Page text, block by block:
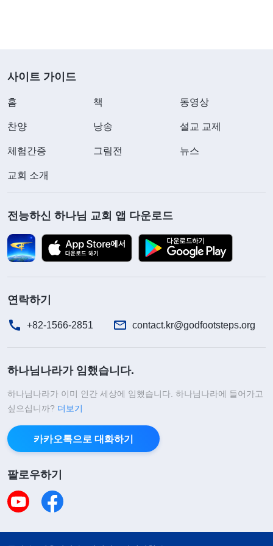
도는 간사하고 교활하고 말에 빈틈이 없으며, 무심코
실언했을 때도 수습을 한다. 어떻게 수습하느냐? 실
언한 당시에는 수습하지 못할 수 있는데, 그럼 나중
지위를 공고히 할 수 있을까? 어떻게 하면 사람들에
게 얕보이지 않고 간파당하지 않을 수 있을까?’ 그가
머릿속으로 생각하는 것은 온통 이런 것들뿐이다. 그
르며, 겉으로 옳아 보이는 일을 좀 한다고 해도 그 뒤
에는 남에게 말할 수 없는 비밀이 있다. 적그리스도
로 적그리스도의 본성과 본질이다. 만약 어느 날 그
가 어떤 일에서 우스운 꼴을 보이고 망신을 당하면서
다는 것을 사람들에게 들킨다면, 이는 그에게 좋은
에 떨고 안절부절못하며, 잠도 잘 못 자고 밥도 잘 못
먹고, 늘 정신을 못 차리고 있을 것이다. 남들이 그에
게 왜 정신을 못 차리냐고 물으면, 그는 본분이 바빠
서 밤새 잠을 못 잤다고 할 테지만, 어디 정말 그런 것
사이트 가이드
홈 책 동영상
찬양 낭송 설교 교제
체험간증 그림전 뉴스
교회 소개
전능하신 하나님 교회 앱 다운로드
연락하기
+82-1566-2851 contact.kr@godfootsteps.org
하나님나라가 임했습니다.
하나님나라가 이미 인간 세상에 임했습니다. 하나님나라에 들어가고
싶으십니까? 더보기
카카오톡으로 대화하기
팔로우하기